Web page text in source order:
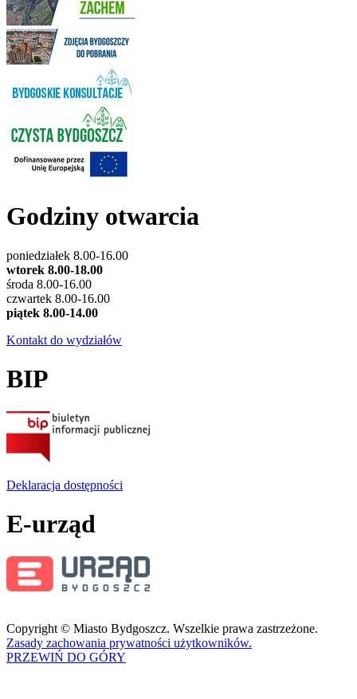
Godziny otwarcia
poniedziałek 8.00-16.00
wtorek 8.00-18.00
środa 8.00-16.00
czwartek 8.00-16.00
piątek 8.00-14.00
Kontakt do wydziałów
BIP
Deklaracja dostępności
E-urząd
Copyright © Miasto Bydgoszcz. Wszelkie prawa zastrzeżone.
Zasady zachowania prywatności użytkowników.
PRZEWIŃ DO GÓRY